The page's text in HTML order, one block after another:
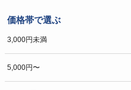
価格帯で選ぶ
3,000円未満
5,000円〜